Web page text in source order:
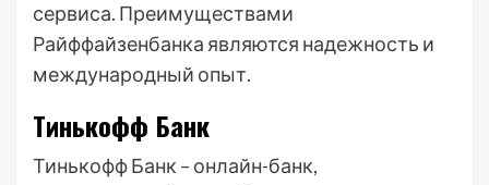
сервиса. Преимуществами
Райффайзенбанка являются надежность и
международный опыт.
Тинькофф Банк
Тинькофф Банк – онлайн-банк,